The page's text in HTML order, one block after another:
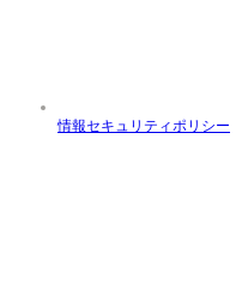
情報セキュリティポリシー